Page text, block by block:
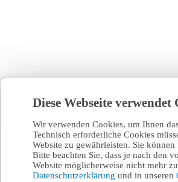
Diese Webseite verwendet
Wir verwenden Cookies, um Ihnen
Technisch erforderliche Cookies
Website zu gewährleisten. Sie
Bitte beachten Sie, dass je nach den
Website möglicherweise nicht mehr
Datenschutzerklärung und in unseren